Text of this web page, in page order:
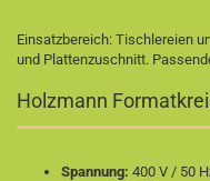
Einsatzbereich: Tischlereien
und Plattenzuschnitt.
Holzmann
Spannung: 400 V / 50